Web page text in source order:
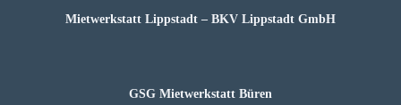
Mietwerkstatt Lippstadt – BKV Lippstadt GmbH
GSG Mietwerkstatt Büren